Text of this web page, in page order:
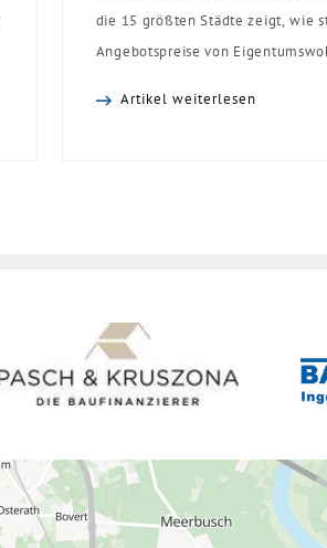
die 15 größten Städte zeigt, wie
Angebotspreise von
Artikel weiterlesen